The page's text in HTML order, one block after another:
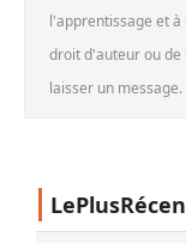
l'apprentissage et à
droit d'auteur ou
laisser un message.